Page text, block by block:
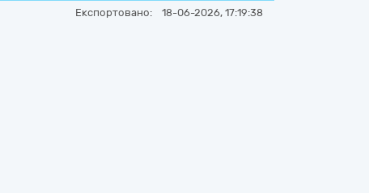
Експортовано: 18-06-2026, 17:19:38